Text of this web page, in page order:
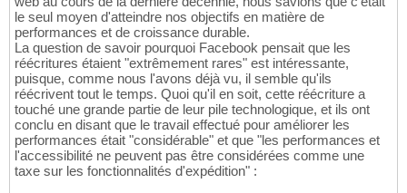
le seul moyen d'atteindre nos objectifs en matière de
performances et de croissance durable.
La question de savoir pourquoi Facebook pensait que les
réécritures étaient "extrêmement rares" est intéressante,
puisque, comme nous l'avons déjà vu, il semble qu'ils
réécrivent tout le temps. Quoi qu'il en soit, cette réécriture a
touché une grande partie de leur pile technologique, et ils ont
conclu en disant que le travail effectué pour améliorer les
performances était "considérable" et que "les performances et
l'accessibilité ne peuvent pas être considérées comme une
taxe sur les fonctionnalités d'expédition" :